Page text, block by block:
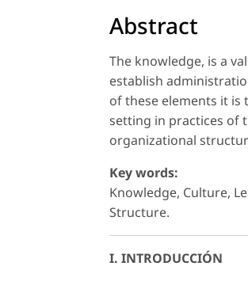
Abstract
The knowledge, is a
establish
of these elements it
setting in practices of
organizational
Key words:
Knowledge, Culture,
Structure.
I. INTRODUCCIÓN